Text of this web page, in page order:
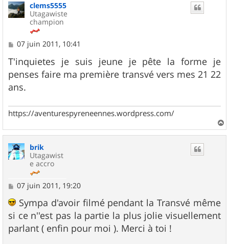
clems5555
Utagawiste
champion
M
s
s
a
g
e
07 juin 2011, 10:41
T'inquietes je suis jeune je pête la forme je
penses faire ma première transvé vers mes 21 22
ans.
https://aventurespyreneennes.wordpress.com/
a
brik
Utagawist
e accro
M
s
a
g
e
07 juin 2011, 19:20
Sympa d'avoir filmé pendant la Transvé même
si ce n''est pas la partie la plus jolie visuellement
parlant ( enfin pour moi ). Merci à toi !